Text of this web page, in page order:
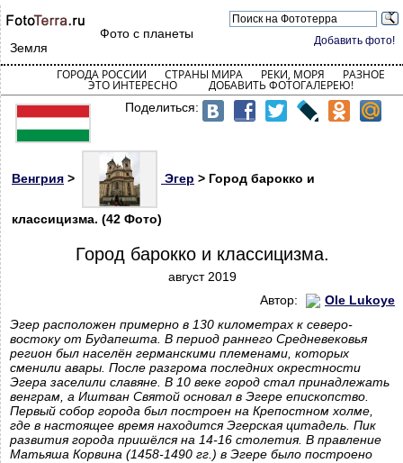
Добавить фото!
Фото с планеты
Земля
ГОРОДА РОССИИ СТРАНЫ МИРА РЕКИ, МОРЯ РАЗНОЕ
ЭТО ИНТЕРЕСНО ДОБАВИТЬ ФОТОГАЛЕРЕЮ!
Поделиться:
Венгрия > Эгер > Город барокко и
классицизма. (42 Фото)
Город барокко и классицизма.
август 2019
Автор:
Ole Lukoye
Эгер расположен примерно в 130 километрах к северо-
востоку от Будапешта. В период раннего Средневековья
регион был населён германскими племенами, которых
сменили авары. После разгрома последних окрестности
Эгера заселили славяне. В 10 веке город стал принадлежать
венграм, а Иштван Святой основал в Эгере епископство.
Первый собор города был построен на Крепостном холме,
где в настоящее время находится Эгерская цитадель. Пик
развития города пришёлся на 14-16 столетия. В правление
Матьяша Корвина (1458-1490 гг.) в Эгере было построено